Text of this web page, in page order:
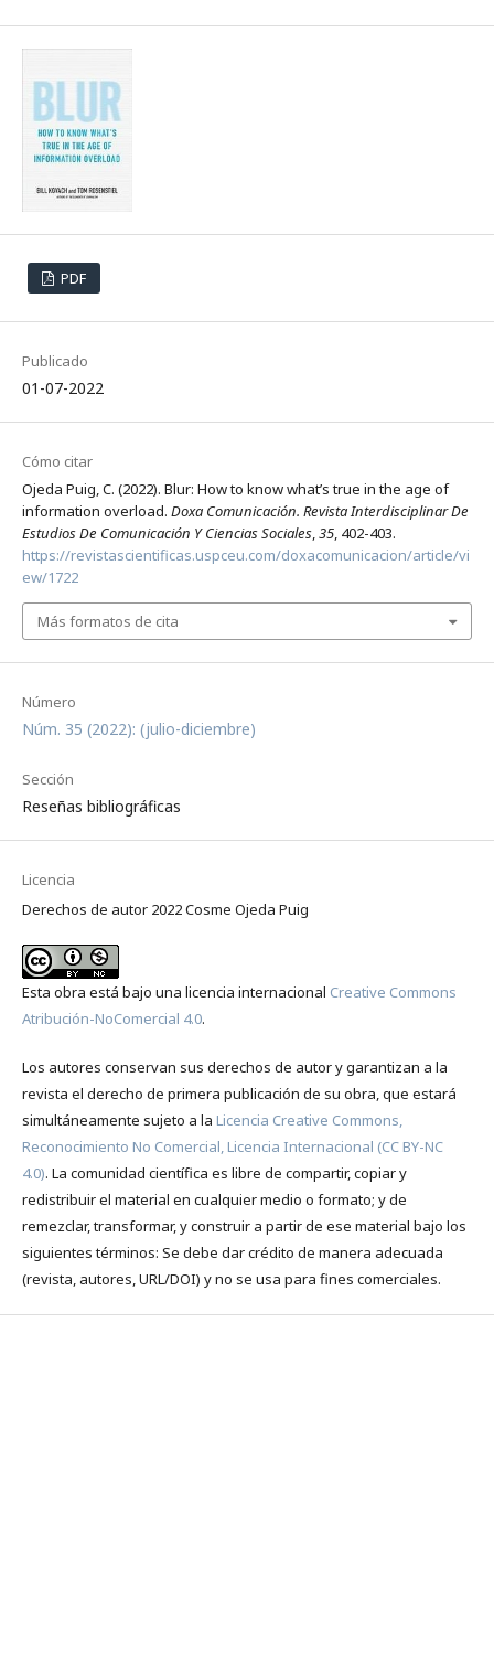
PDF
Publicado
01-07-2022
Número
Núm. 35 (2022): (julio-diciembre)
Sección
Reseñas bibliográficas
Licencia
Derechos de autor 2022 Cosme Ojeda Puig
Esta obra está bajo una licencia internacional Creative Commons
Atribución-NoComercial 4.0.
Los autores conservan sus derechos de autor y garantizan a la
revista el derecho de primera publicación de su obra, que estará
simultáneamente sujeto a la Licencia Creative Commons,
Reconocimiento No Comercial, Licencia Internacional (CC BY-NC
4.0). La comunidad científica es libre de compartir, copiar y
redistribuir el material en cualquier medio o formato; y de
remezclar, transformar, y construir a partir de ese material bajo los
siguientes términos: Se debe dar crédito de manera adecuada
(revista, autores, URL/DOI) y no se usa para fines comerciales.
Cómo citar
Ojeda Puig, C. (2022). Blur: How to know what’s true in the age of
information overload. Doxa Comunicación. Revista Interdisciplinar De
Estudios De Comunicación Y Ciencias Sociales,35, 402-403.
https://revistascientificas.uspceu.com/doxacomunicacion/article/vi
ew/1722
Más formatos de cita